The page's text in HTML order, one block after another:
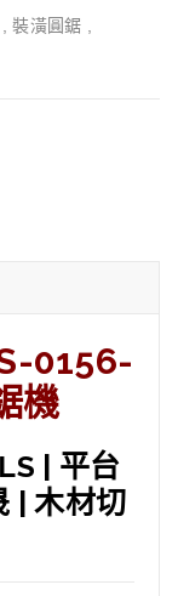
,裝潢圓鋸
0156-
機
| 平台
| 木材切